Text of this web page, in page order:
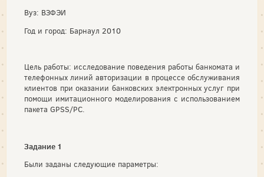
Вуз: ВЗФЭИ
Год и город: Барнаул 2010
Цель работы: исследование поведения работы банкомата и
телефонных линий авторизации в процессе обслуживания
клиентов при оказании банковских электронных услуг при
помощи имитационного моделирования с использованием
пакета GPSS/PC.
Задание 1
Были заданы следующие параметры: